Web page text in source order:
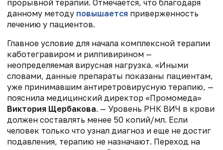
прорывной терапии. Отмечается, что благодаря
данному методу повышается приверженность
лечению у пациентов.
Главное условие для начала комплексной терапии
каботегравиром и рилпивирином —
неопределяемая вирусная нагрузка. «Иными
словами, данные препараты показаны пациентам,
уже принимавшим антиретровирусную терапию, —
пояснила медицинский директор «Промомеда»
Виктория Щербакова. — Уровень РНК ВИЧ в крови
должен составлять менее 50 копий/мл. Если
человек только что узнал диагноз и еще не достиг
подавления, терапию не назначают. Переход на